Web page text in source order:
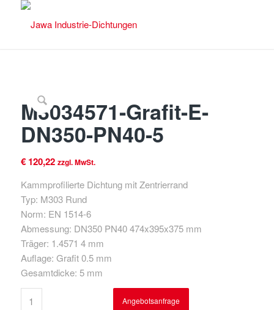
M3034571-Grafit-E-
DN350-PN40-5
€120,22 zzgl. MwSt.
Kammprofilierte Dichtung mit Zentrierrand
Typ: M303 Rund
Norm: EN 1514-6
Abmessung: DN350 PN40 474x395x375 mm
Träger: 1.4571 4 mm
Auflage: Grafit 0.5 mm
Gesamtdicke: 5 mm
Angebotsanfrage